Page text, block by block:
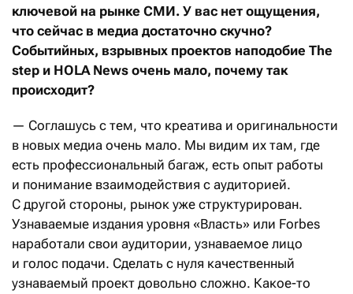
ключевой на рынке СМИ. У вас нет ощущения,
что сейчас в медиа достаточно скучно?
Событийных, взрывных проектов наподобие The
step и HOLA News очень мало, почему так
происходит?
— Соглашусь с тем, что креатива и оригинальности
в новых медиа очень мало. Мы видим их там, где
есть профессиональный багаж, есть опыт работы
и понимание взаимодействия с аудиторией.
С другой стороны, рынок уже структурирован.
Узнаваемые издания уровня «Власть» или Forbes
наработали свои аудитории, узнаваемое лицо
и голос подачи. Сделать с нуля качественный
узнаваемый проект довольно сложно. Какое-то